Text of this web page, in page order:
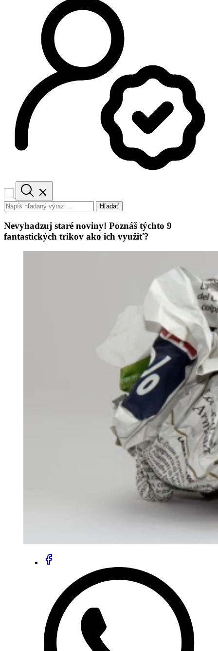
Hľadať
Nevyhadzuj staré noviny! Poznáš týchto 9
fantastických trikov ako ich využiť?